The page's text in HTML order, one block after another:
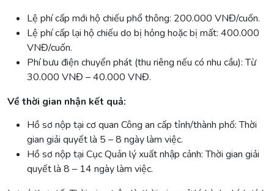
Lệ phí cấp mới hộ chiếu phổ thông: 200.000 VNĐ/cuốn.
Lệ phí cấp lại hộ chiếu do bị hỏng hoặc bị mất: 400.000
VNĐ/cuốn.
Phí bưu điện chuyển phát (thu riêng nếu có nhu cầu): Từ
30.000 VNĐ – 40.000 VNĐ.
Về thời gian nhận kết quả:
Hồ sơ nộp tại cơ quan Công an cấp tỉnh/thành phố: Thời
gian giải quyết là 5 – 8 ngày làm việc.
Hồ sơ nộp tại Cục Quản lý xuất nhập cảnh: Thời gian giải
quyết là 8 – 14 ngày làm việc.